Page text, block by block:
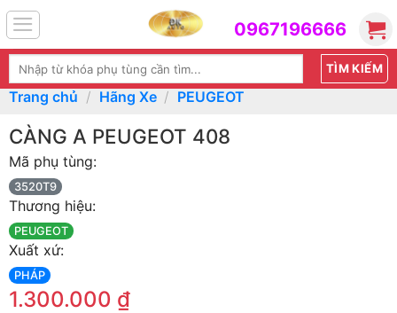
Skip
to
content
0967196666
Trang chủ / Hãng Xe / PEUGEOT
CÀNG A PEUGEOT 408
Mã phụ tùng:
3520T9
Thương hiệu:
PEUGEOT
Xuất xứ:
PHÁP
1.300.000 ₫